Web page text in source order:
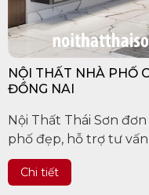
NỘI THẤT NHÀ PHỐ
ĐỒNG NAI
Nội Thất Thái Sơn
phố đẹp, hỗ trợ tư
khách hàng trên các
nên chất...
Chi tiết